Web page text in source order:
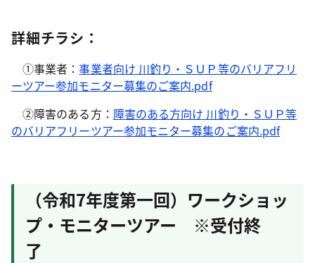
詳細チラシ：
①事業者：事業者向け 川釣り・ＳＵＰ等のバリアフリ
ーツアー参加モニター募集のご案内.pdf
②障害のある方： 障害のある方向け 川釣り・ＳＵＰ等
のバリアフリーツアー参加モニター募集のご案内.pdf
（令和7年度第一回）ワークショッ
プ・モニターツアー ※受付終
了